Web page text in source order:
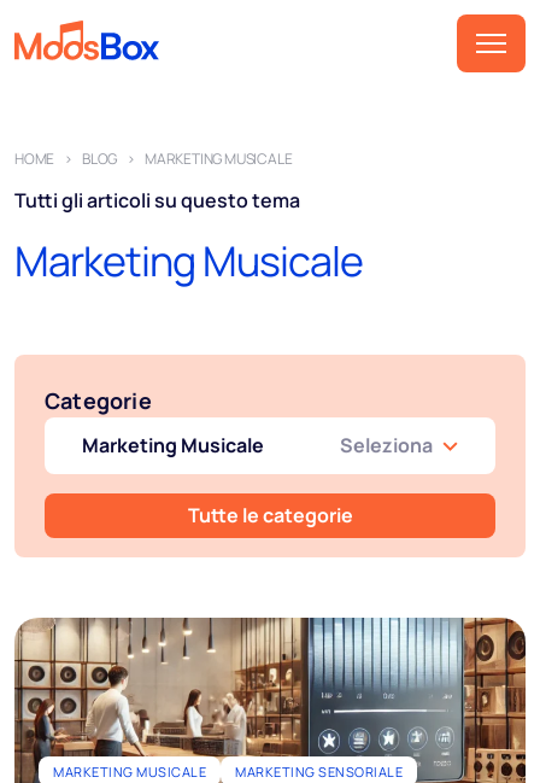
Playlist
Spot
Settori
Chi siamo
Partner
Come funziona
Licenza
Blog
Podcast
Provala gratis
HOME BLOG MARKETING MUSICALE
Tutti gli articoli su questo tema
Marketing Musicale
Categorie
Marketing Musicale Seleziona
Tutte le categorie
MARKETING MUSICALE MARKETING SENSORIALE